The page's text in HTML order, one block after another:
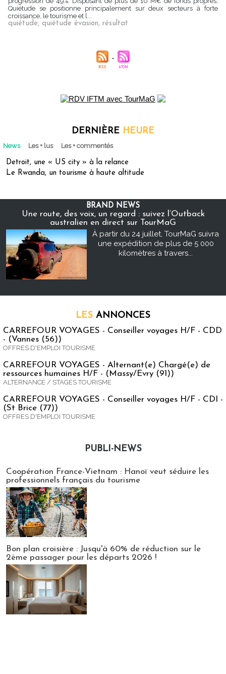
Quiétude se positionne principalement sur deux secteurs à forte
croissance, le tourisme et l...
quiétude, quiétude évasion, résultat
DERNIÈRE HEURE
News Les + lus Les + commentés
Detroit, une « US city » à la relance
Le Rwanda, un tourisme à haute altitude
BRAND NEWS
Une route, des voix, un regard : suivez l’Outback
australien en direct sur TourMaG
À partir du 24 juillet, TourMaG suivra
une expédition de plus de 5 000
kilomètres à travers...
LES ANNONCES
CARREFOUR VOYAGES - Conseiller voyages H/F - CDD
- (Vannes (56))
OFFRES D'EMPLOI TOURISME
CARREFOUR VOYAGES - Alternant(e) Chargé(e) de
ressources humaines H/F - (Massy/Evry (91))
ALTERNANCE / STAGES TOURISME
CARREFOUR VOYAGES - Conseiller voyages H/F - CDI -
(St Brice (77))
OFFRES D'EMPLOI TOURISME
PUBLI-NEWS
Coopération France-Vietnam : Hanoï veut séduire les
professionnels français du tourisme
Bon plan croisière : Jusqu'à 60% de réduction sur le
2ème passager pour les départs 2026 !